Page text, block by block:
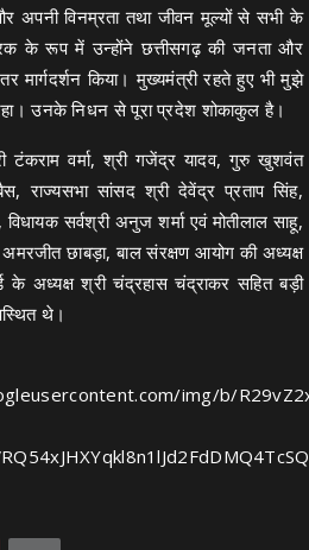
और अपनी विनम्रता तथा जीवन मूल्यों से सभी के
के रूप में उन्होंने छत्तीसगढ़ की जनता और
मार्गदर्शन किया। मुख्यमंत्री रहते हुए भी मुझे
उनके निधन से पूरा प्रदेश शोकाकुल है।
वर्मा, श्री गजेंद्र यादव, गुरु खुशवंत
राज्यसभा सांसद श्री देवेंद्र प्रताप सिंह,
सर्वश्री अनुज शर्मा एवं मोतीलाल साहू,
छाबड़ा, बाल संरक्षण आयोग की अध्यक्ष
के अध्यक्ष श्री चंद्रहास चंद्राकर सहित बड़ी
थे।
img/b/